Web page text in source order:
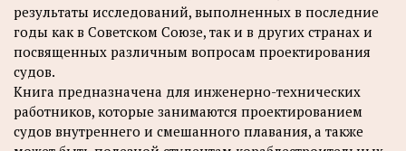
результаты исследований, выполненных в последние
годы как в Советском Союзе, так и в других странах и
посвященных различным вопросам проектирования
судов.
Книга предназначена для инженерно-технических
работников, которые занимаются проектированием
судов внутреннего и смешанного плавания, а также